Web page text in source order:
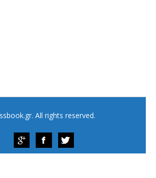
All rights reserved.